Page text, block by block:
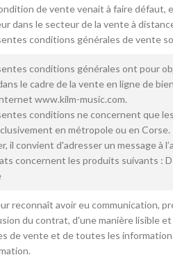
de vente venait à faire défaut,
dans le secteur de la vente à
conditions générales de vente
conditions générales ont pour
le cadre de la vente en ligne de
www.kilm-music.com.
conditions ne concernent que
en métropole ou en
il convient d'adresser un message à
concernent les produits suivants :
reconnaît avoir eu communication,
du contrat, d'une manière lisible
de vente et de toutes les